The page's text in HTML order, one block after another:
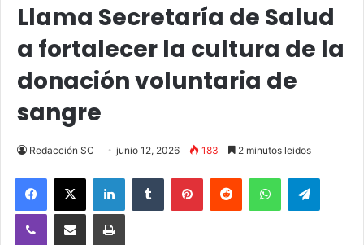
Llama Secretaría de Salud
a fortalecer la cultura de la
donación voluntaria de
sangre
Redacción SC junio 12, 2026 183 2 minutos leidos
Facebook
X LinkedInTumblr PinterestReddit WhatsApp
Viber Compartir vía email Imprimir